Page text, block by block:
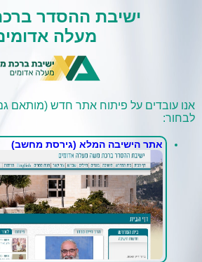
ישיבת ההסדר
מעלה
אנו עובדים על פיתוח אתר חדש (מותאם גם
לבחור:
אתר הישיבה המלא (גירסת מחשב)